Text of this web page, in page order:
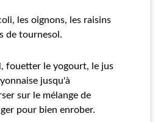
les oignons, les raisins
de tournesol.
fouetter le yogourt, le jus
jusqu'à
sur le mélange de
pour bien enrober.